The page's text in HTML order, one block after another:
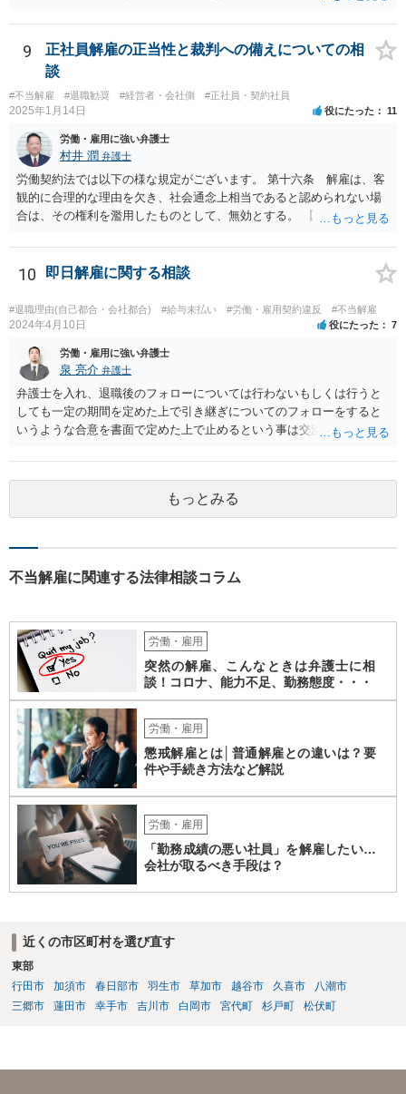
をそのまま事実主張するしかありません。事実として矛盾がないよう
にストーリー性を与えるとそれは事実の捏造を伴うからです。
勧めします。
9
正社員解雇の正当性と裁判への備えについての相
談
#不当解雇 #退職勧奨 #経営者・会社側 #正社員・契約社員
2025年1月14日 役にたった 11
労働・雇用に強い弁護士
村井 潤 弁護士
労働契約法では以下の様な規定がございます。 第十六条 解雇は、客
観的に合理的な理由を欠き、社会通念上相当であると認められない場
合は、その権利を濫用したものとして、無効とする。 【ご質問１に対
ような命令を下し、それにどの様な逆らい方をしたのかによっては、
権利の濫用として解雇が無効とされる恐れはあると思います。 【ご質
問２に対して】 得ている給与が高かったかどうかは、普通解雇の上で
は判断が難しいと思います。 経営上整理解雇の必要がある際の場合と
は事案が異なると思われます。 【ご質問３に対して】 「協調性のな
なく解雇ちうことをされたのでしたら、反省するチャンスも与えなか
ったと評価されることになろうかと思われます。 以上、ご質問が簡略
ですので、一般論的な私見としてお答えします。 ご参考になさって下
さい。
10 即日解雇に関する相談
#退職理由(自己都合・会社都合) #給与未払い #労働・雇用契約違反 #不当解雇
2024年4月10日 役にたった 7
労働・雇用に強い弁護士
泉 亮介 弁護士
弁護士を入れ、退職後のフォローについては行わないもしくは行うと
しても一定の期間を定めた上で引き継ぎについてのフォローをすると
いうような合意を書面で定めた上で止めるという事は交渉次第で可能
弁護士とすることができるため、会社からの連絡を止めることもでき
るかと思われます。 精神的に会社側と対応するのが苦痛であるという
場合には、弁護士を立てた上で退職についての条件面の交渉を行われ
ても良いでしょう。
もっとみる
不当解雇に関連する法律相談コラム
労働・雇用
突然の解雇、こんなときは弁護士に相
談！コロナ、能力不足、勤務態度・・・
労働・雇用
懲戒解雇とは│普通解雇との違いは？要
件や手続き方法など解説
労働・雇用
「勤務成績の悪い社員」を解雇したい…
会社が取るべき手段は？
近くの市区町村を選び直す
東部
行田市
加須市 春日部市 羽生市 草加市 越谷市 久喜市
八潮市
三郷市
蓮田市 幸手市 吉川市 白岡市 宮代町 杉戸町 松伏町